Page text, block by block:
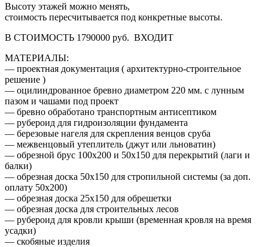
Высоту этажей можно менять,
стоимость пересчитывается под конкретные высоты.
В СТОИМОСТЬ 1790000 руб. ВХОДИТ
МАТЕРИАЛЫ:
— проектная документация ( архитектурно-строительное
решение )
— оцилиндрованное бревно диаметром 220 мм. с лунным
пазом и чашами под проект
— бревно обработано транспортным антисептиком
— рубероид для гидроизоляции фундамента
— березовые нагеля для скрепления венцов сруба
— межвенцовый утеплитель (джут или льноватин)
— обрезной брус 100х200 и 50х150 для перекрытий (лаги и
балки)
— обрезная доска 50х150 для стропильной системы (за доп.
оплату 50х200)
— обрезная доска 25х150 для обрешетки
— обрезная доска для строительных лесов
— рубероид для кровли крыши (временная кровля на время
усадки)
— скобяные изделия